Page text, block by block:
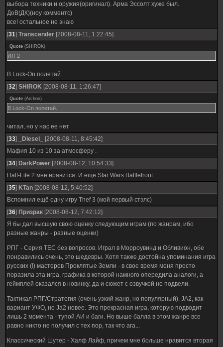
выбора техники и оружия(оригинал). Арма Эссолт хуже был.
ДоВ(ДК)(ноу комментс)
все! остальное не знаю
[31] Transcender [2008-08-11, 1:22:45]
Quote (SHIROK)
ИЛ-2
В Lock-On полетай.
[32] SHIROK [2008-08-11, 1:26:47]
Quote (Archon)
В Lock-On полетай.
читал, но у нас ее нет
[33] _Diesel_
[2008-08-11, 8:45:42]
Мафия 10 из 10 за атмосферу .
[34] DarkPower [2008-08-12, 10:54:33]
Half-Life 2 мне нравится. И ещё Star Wars Battlefront.
[35] KTan [2008-08-12, 5:40:52]
Вспомнил ещё одну игру Thef 3 (мой первый стэлс)
[36] Призрак [2008-08-12, 7:42:12]
Я бы дал высшую свою оценку следующим играм (по жанрам, ибо
разные жанры - разные оценки)
РПГ - Серия ТЕС без вопросов. Играл в Морроувинд и Обливион, обе
понравились очень, это шедевры. Хотя также достойна упоминания игра
русских (!) мастеров Проклятые Земли - в свое время меня просто
поразила эта игра, графика в которой намного опередила аналоги, а
геймплей оказался в новинку, да и сюжет с озвучкой не подвели.
Тактикал РПГ/Стратегия (очень узкий жанр, но популярный). JA2, как
вариант УФО, но Ja2 новее. Это прекрасная игра, которую подводит
лишь 2 момента - тупой АИ и баги. Но выше балла в этом жанре все
равно никто не получил с тех пор, так что ага...
Классический Шутер - Халф Лайф, причем мне больше нравится вторая